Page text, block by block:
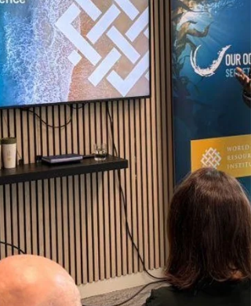
de interrupción en centros de datos debido
fenómenos meteorológicos e